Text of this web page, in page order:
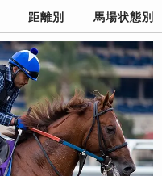
距離別 馬場状態別